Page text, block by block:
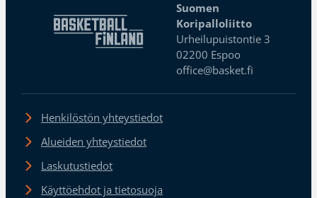
Suomen
Koripalloliitto
Urheilupuistontie 3
02200 Espoo
office@basket.fi
Henkilöstön yhteystiedot
Alueiden yhteystiedot
Laskutustiedot
Käyttöehdot ja tietosuoja